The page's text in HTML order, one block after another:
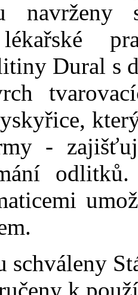
navrženy
lékařské
Dural s
-
k